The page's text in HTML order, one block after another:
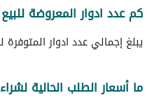
ادوار حي أبو سدر
كم عدد ادوار المعروضة
يبلغ إجمالي عدد ادوار المتوفرة
ما أسعار الطلب الحالية